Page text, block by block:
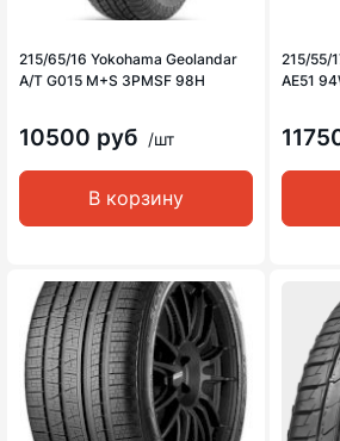
215/65/16 Yokohama Geolandar
A/T G015 M+S 3PMSF 98H
10500 руб /шт
В корзину
215/55/
AE51